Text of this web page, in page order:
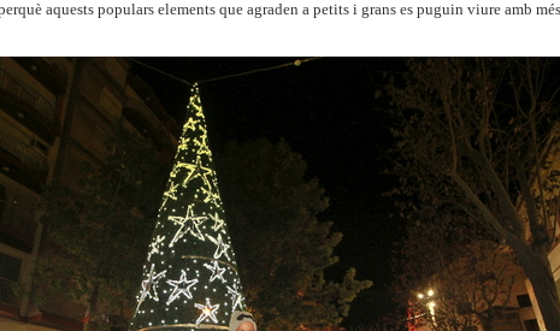
aquests populars elements que agraden a petits i grans es puguin viure amb